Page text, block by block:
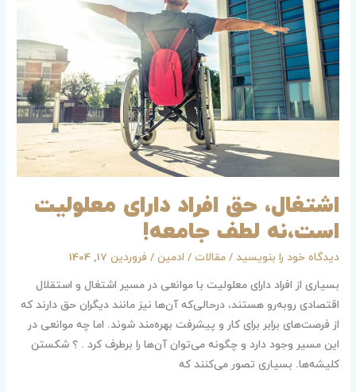
اشتغال، حق افراد دارای معلولیت
است،نه لطف جامعه!
دیدگاه‌ خود را بنویسید /مقالات / ادمین/ فروردین 17, 1404
بسیاری از افراد دارای معلولیت با موانعی در مسیر اشتغال و استقلال
اقتصادی روبه‌رو هستند، درحالی‌که آن‌ها نیز مانند دیگران حق دارند که
از فرصت‌های برابر برای کار و پیشرفت بهره‌مند شوند. اما چه موانعی در
این مسیر وجود دارد و چگونه می‌توان آن‌ها را برطرف کرد . ؟ شکستن
کلیشه‌ها. بسیاری تصور می‌کنند که
دارای
معلولیت
است،نه
لطف
جامعه!